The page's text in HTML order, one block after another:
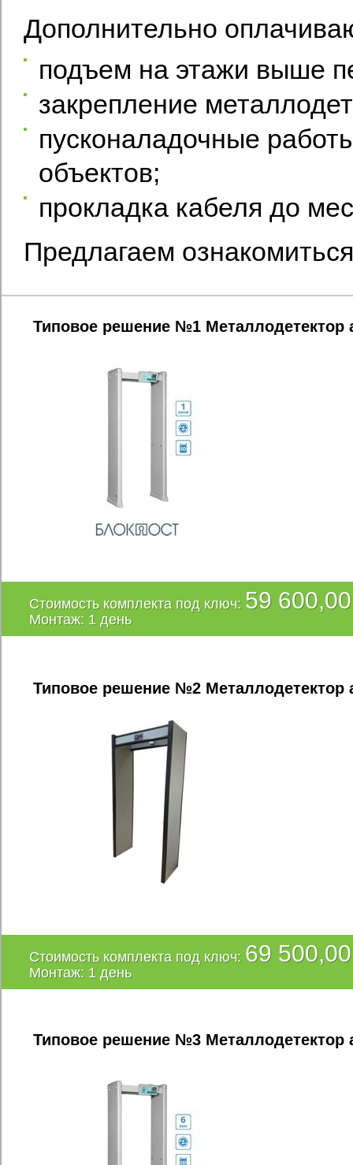
Дополнительно
подъем на этажи выше
закрепление
пусконаладочные
объектов;
прокладка кабеля до
Предлагаем
Типовое решение №1
Стоимость комплекта под ключ: 59 600,00
Монтаж: 1 день
Типовое решение №2
Стоимость комплекта под ключ: 69 500,00
Монтаж: 1 день
Типовое решение №3